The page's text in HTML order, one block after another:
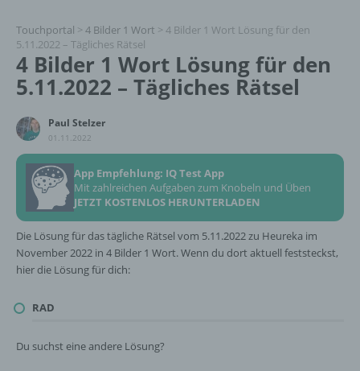
Touchportal > 4 Bilder 1 Wort > 4 Bilder 1 Wort Lösung für den
5.11.2022 – Tägliches Rätsel
4 Bilder 1 Wort Lösung für den
5.11.2022 – Tägliches Rätsel
Paul Stelzer
01.11.2022
App Empfehlung: IQ Test App
Mit zahlreichen Aufgaben zum Knobeln und Üben
JETZT KOSTENLOS HERUNTERLADEN
Die Lösung für das tägliche Rätsel vom 5.11.2022 zu Heureka im
November 2022 in 4 Bilder 1 Wort. Wenn du dort aktuell feststeckst,
hier die Lösung für dich:
RAD
Du suchst eine andere Lösung?